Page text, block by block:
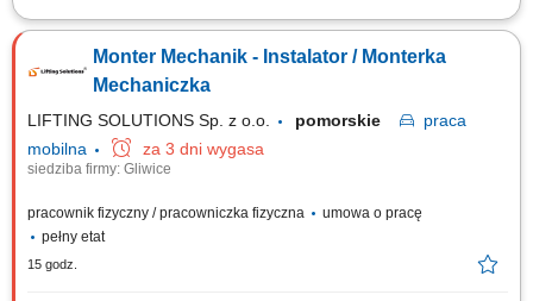
The position includes international assembly, installation, and service
Mechanical assembly and installation of machines and industrial
equipment; Installation of mechanical components, steel structures,
Monter Mechanik - Instalator / Monterka
Mechaniczka
LIFTING SOLUTIONS Sp. z o.o. pomorskie
praca
mobilna
za 3 dni wygasa
siedziba firmy: Gliwice
pracownik fizyczny / pracowniczka fizyczna
umowa o pracę
pełny etat
15 godz.